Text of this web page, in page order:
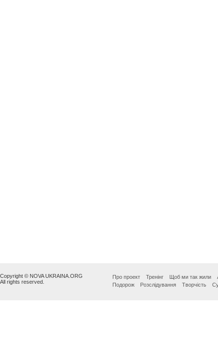
Copyright © NOVA UKRAINA.ORG
All rights reserved.
Про проект Тренінг Щоб ми так жили
Подорож
Розслідування Творчість